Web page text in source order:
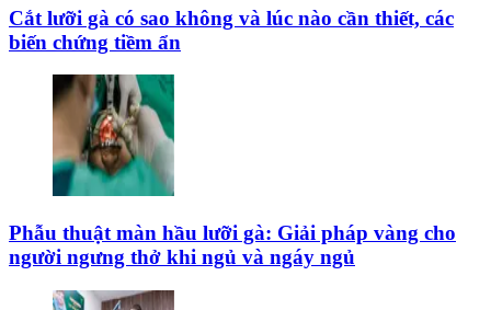
Cắt lưỡi gà có sao không và lúc nào cần thiết, các
biến chứng tiềm ẩn
Phẫu thuật màn hầu lưỡi gà: Giải pháp vàng cho
người ngưng thở khi ngủ và ngáy ngủ